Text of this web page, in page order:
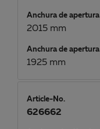
Anchura de apertura
2015 mm
Anchura de apertura
1925 mm
Article-No.
626662